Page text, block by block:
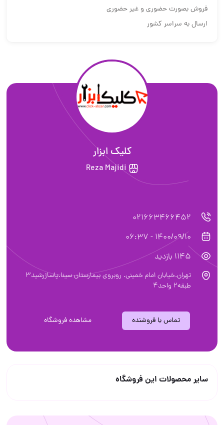
فروش بصورت حضوری و غیر حضوری
ارسال به سراسر کشور
کلیک ابزار
Reza Majidi
021663466452
1400/09/10 - 06:37
1145 بازدید
تهران.خیابان امام خمینی. روبروی بیمارستان سینا.پاساژرشید3
طبقه2 واحد4
تماس با فروشنده مشاهده فروشگاه
سایر محصولات این فروشگاه